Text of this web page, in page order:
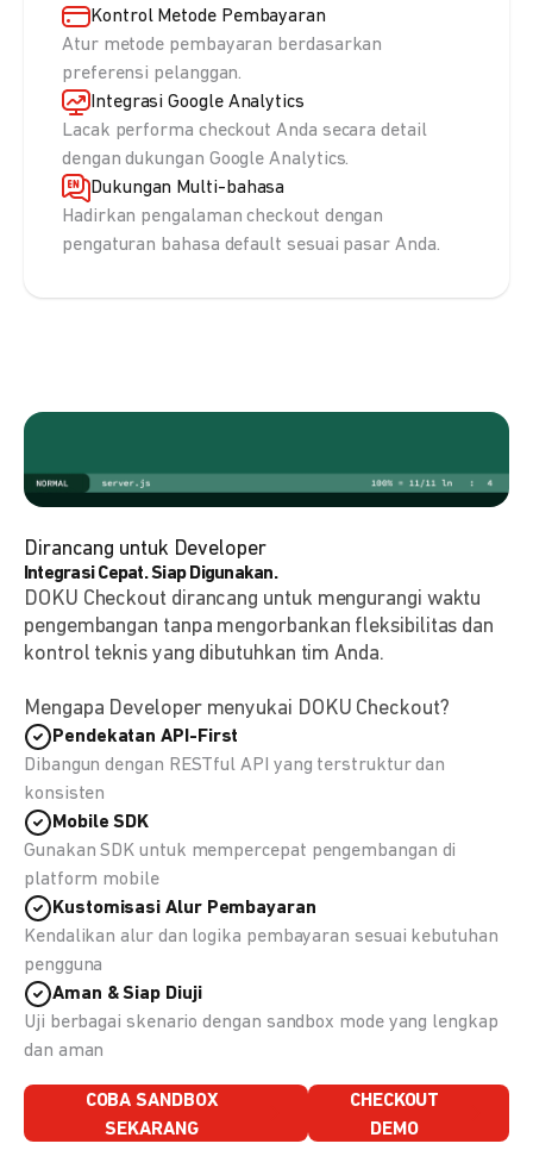
Kontrol Metode Pembayaran
Atur metode pembayaran berdasarkan
preferensi pelanggan.
Integrasi Google Analytics
Lacak performa checkout Anda secara detail
dengan dukungan Google Analytics.
Dukungan Multi-bahasa
Hadirkan pengalaman checkout dengan
pengaturan bahasa default sesuai pasar Anda.
Dirancang untuk Developer
Integrasi Cepat. Siap Digunakan.
DOKU Checkout dirancang untuk mengurangi waktu
pengembangan tanpa mengorbankan fleksibilitas dan
kontrol teknis yang dibutuhkan tim Anda.
Mengapa Developer menyukai DOKU Checkout?
Pendekatan API-First
Dibangun dengan RESTful API yang terstruktur dan
konsisten
Mobile SDK
Gunakan SDK untuk mempercepat pengembangan di
platform mobile
Kustomisasi Alur Pembayaran
Kendalikan alur dan logika pembayaran sesuai kebutuhan
pengguna
Aman & Siap Diuji
Uji berbagai skenario dengan sandbox mode yang lengkap
dan aman
COBA SANDBOX
SEKARANG
CHECKOUT
DEMO